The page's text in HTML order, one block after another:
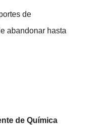
de
abandonar hasta
de Química